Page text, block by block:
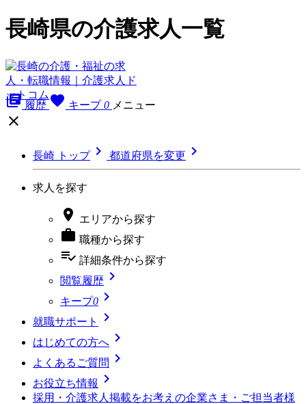
長崎県の介護求人一覧
library_books 履歴 favorite キープ 0 メニュー

長崎 トップ 都道府県を変更 
求人を探す
 エリアから探す
 職種から探す
playlist_add_check 詳細条件から探す
閲覧履歴 
キープ0 
就職サポート 
はじめての方へ 
よくあるご質問 
お役立ち情報 
採用・介護求人掲載をお考えの企業さま・ご担当者様